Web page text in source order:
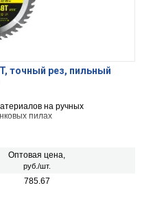
точный рез, пильный
на ручных
пилах
Оптовая цена,
руб./шт.
785.67